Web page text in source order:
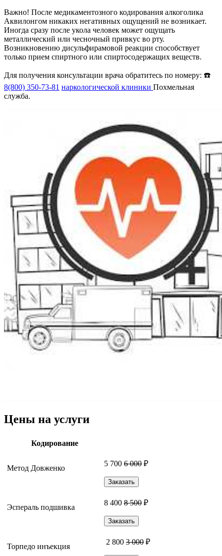
Важно! После медикаментозного кодирования алкоголика
Аквилонгом никаких негативных ощущений не возникает.
Иногда сразу после укола человек может ощущать
металлический или чесночный привкус во рту.
Возникновению дисульфирамовой реакции способствует
только прием спиртного или спиртосодержащих веществ.
Для получения консультации врача обратитесь по номеру: ☎️
8(800) 350-73-81 наркологической клиники Похмельная
служба.
Цены на услуги
Кодирование
Метод Довженко
5 700 6 000 ₽
Заказать
Эспераль подшивка
8 400 8 500 ₽
Заказать
Торпедо инъекция
2 800 3 000 ₽